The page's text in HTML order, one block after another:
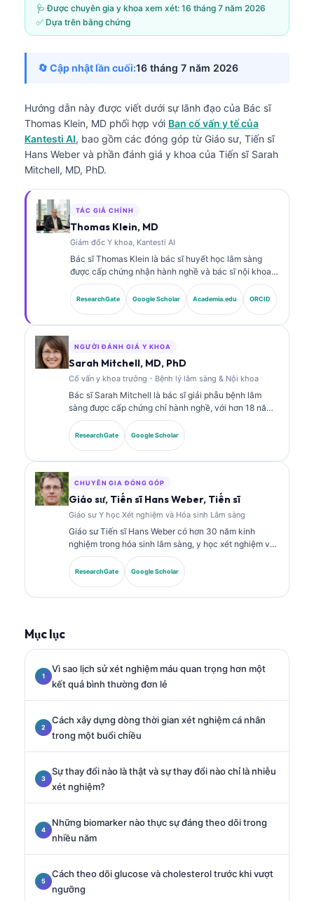
🩺 Được chuyên gia y khoa xem xét: 16 tháng 7 năm 2026
✅ Dựa trên bằng chứng
🔄 Cập nhật lần cuối:16 tháng 7 năm 2026
Hướng dẫn này được viết dưới sự lãnh đạo của Bác sĩ
Thomas Klein, MD phối hợp với Ban cố vấn y tế của
Kantesti AI, bao gồm các đóng góp từ Giáo sư, Tiến sĩ
Hans Weber và phần đánh giá y khoa của Tiến sĩ Sarah
Mitchell, MD, PhD.
TÁC GIẢ CHÍNH
Thomas Klein, MD
Giám đốc Y khoa, Kantesti AI
Bác sĩ Thomas Klein là bác sĩ huyết học lâm sàng
được cấp chứng nhận hành nghề và bác sĩ nội khoa,
với hơn 15 năm kinh nghiệm trong lĩnh vực y học xét
nghiệm và phân tích lâm sàng có hỗ trợ bởi AI. Với vai
trò Giám đốc Y khoa (Chief Medical Officer) tại
Bác sĩ Klein đã công bố nhiều bài viết về diễn giải
dấu ấn sinh học và chẩn đoán xét nghiệm trong các
ResearchGate Google Scholar Academia.edu ORCID
NGƯỜI ĐÁNH GIÁ Y KHOA
Sarah Mitchell, MD, PhD
Cố vấn y khoa trưởng - Bệnh lý lâm sàng & Nội khoa
Bác sĩ Sarah Mitchell là bác sĩ giải phẫu bệnh lâm
sàng được cấp chứng chỉ hành nghề, với hơn 18 năm
kinh nghiệm trong y học xét nghiệm và phân tích
chẩn đoán. Bà có các chứng chỉ chuyên sâu về hóa
sinh lâm sàng và đã công bố rộng rãi về các bảng dấu
ResearchGate Google Scholar
CHUYÊN GIA ĐÓNG GÓP
Giáo sư, Tiến sĩ Hans Weber, Tiến sĩ
Giáo sư Y học Xét nghiệm và Hóa sinh Lâm sàng
Giáo sư Tiến sĩ Hans Weber có hơn 30 năm kinh
nghiệm trong hóa sinh lâm sàng, y học xét nghiệm và
nghiên cứu dấu ấn sinh học. Ông từng là Chủ tịch của
Hiệp hội Hóa sinh Lâm sàng Đức, và chuyên về phân
tích các bảng xét nghiệm chẩn đoán, chuẩn hóa dấu
ResearchGate Google Scholar
Mục lục
Vì sao lịch sử xét nghiệm máu quan trọng hơn một
kết quả bình thường đơn lẻ
Cách xây dựng dòng thời gian xét nghiệm cá nhân
trong một buổi chiều
Sự thay đổi nào là thật và sự thay đổi nào chỉ là nhiễu
xét nghiệm?
Những biomarker nào thực sự đáng theo dõi trong
nhiều năm
Cách theo dõi glucose và cholesterol trước khi vượt
ngưỡng